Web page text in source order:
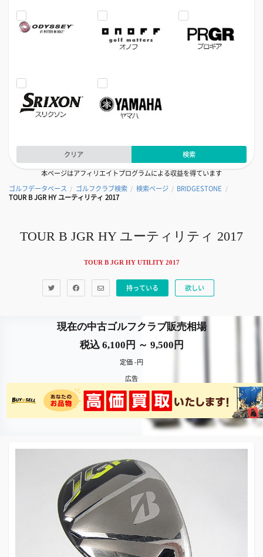
クリア
検索
本ページはアフィリエイトプログラムによる収益を得ています
ゴルフデータベース / ゴルフクラブ検索 / 検索ページ / BRIDGESTONE /
TOUR B JGR HY ユーティリティ 2017
TOUR B JGR HY ユーティリティ 2017
TOUR B JGR HY UTILITY 2017
持っている 欲しい
現在の中古ゴルフクラブ販売相場
税込 6,100円 ～ 9,500円
定価 -円
広告